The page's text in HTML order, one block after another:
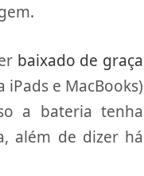
baixado de graça
e MacBooks)
a bateria tenha
além de dizer há